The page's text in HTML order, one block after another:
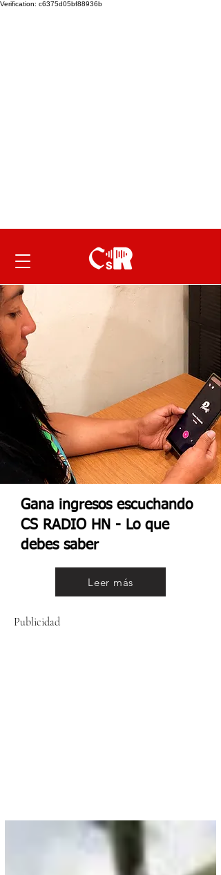
Verification: c6375d05bf88936b
Gana ingresos escuchando
CS RADIO HN - Lo que
debes saber
Leer más
Publicidad